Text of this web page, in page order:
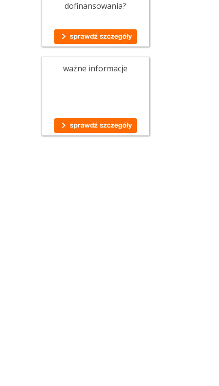
dofinansowania?
ważne informacje